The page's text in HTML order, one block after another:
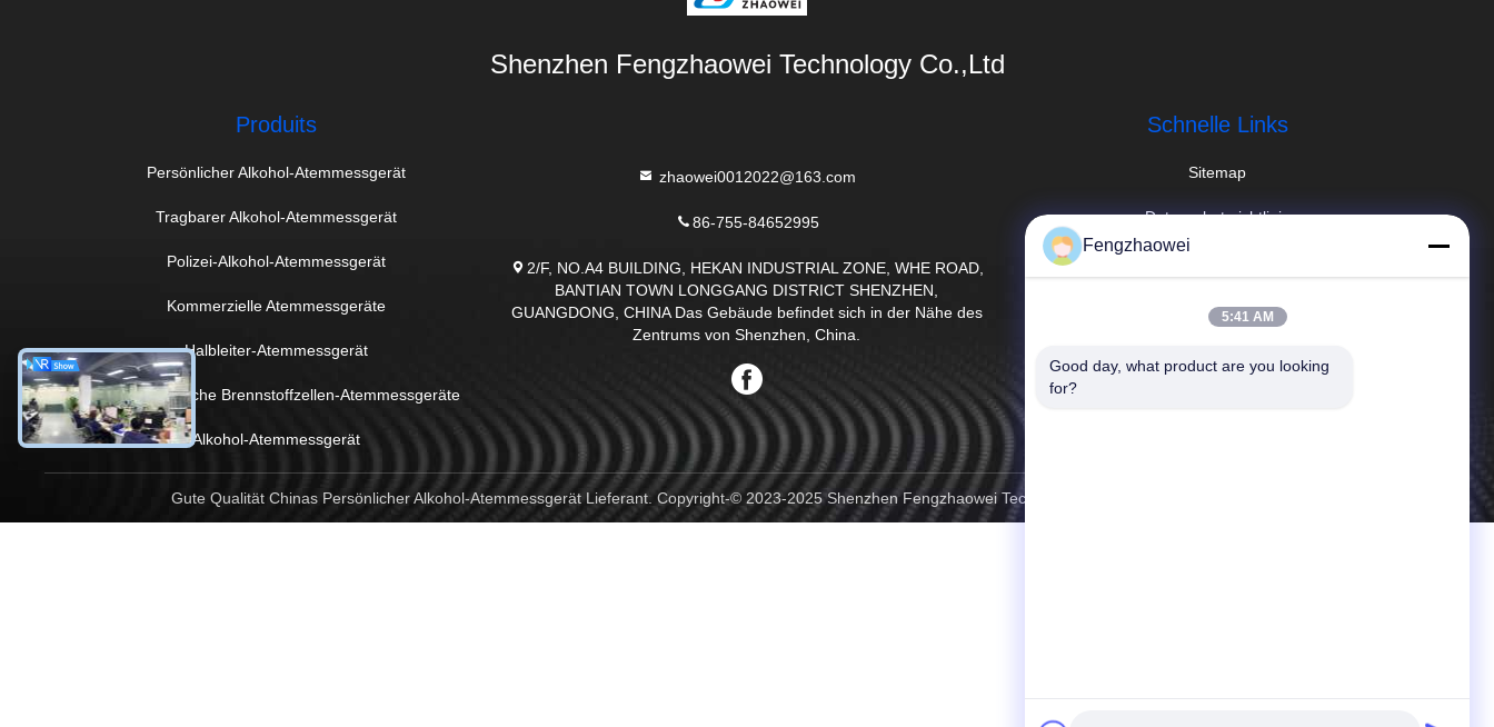
Shenzhen Fengzhaowei Technology Co.,Ltd
Produits
Persönlicher Alkohol-Atemmessgerät
Tragbarer Alkohol-Atemmessgerät
Polizei-Alkohol-Atemmessgerät
Kommerzielle Atemmessgeräte
Halbleiter-Atemmessgerät
Elektrochemische Brennstoffzellen-Atemmessgeräte
Alkohol-Atemmessgerät
zhaowei0012022@163.com
86-755-84652995
2/F, NO.A4 BUILDING, HEKAN INDUSTRIAL ZONE, WHE ROAD,
BANTIAN TOWN LONGGANG DISTRICT SHENZHEN,
GUANGDONG, CHINA Das Gebäude befindet sich in der Nähe des
Zentrums von Shenzhen, China.
Schnelle Links
Sitemap
Datenschutzrichtlinie
Gute Qualität Chinas Persönlicher Alkohol-Atemmessgerät Lieferant. Copyright-© 2023-2025 Shenzhen Fengzhaowei Technology Co.,Ltd . Alle Rechte Aufgehoben.
Fengzhaowei
5:41 AM
Good day, what product are you looking
for?